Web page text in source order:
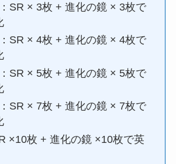
SR × 3枚 + 進化の鏡 × 3枚で
SR × 4枚 + 進化の鏡 × 4枚で
SR × 5枚 + 進化の鏡 × 5枚で
SR × 7枚 + 進化の鏡 × 7枚で
×10枚 + 進化の鏡 ×10枚で英